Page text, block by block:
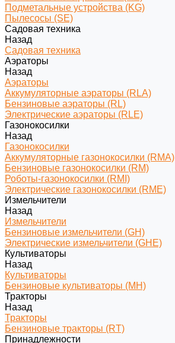
Подметальные устройства (KG)
Пылесосы (SE)
Садовая техника
Назад
Садовая техника
Аэраторы
Назад
Аэраторы
Аккумуляторные аэраторы (RLA)
Бензиновые аэраторы (RL)
Электрические аэраторы (RLE)
Газонокосилки
Назад
Газонокосилки
Аккумуляторные газонокосилки (RMA)
Бензиновые газонокосилки (RM)
Роботы-газонокосилки (RMI)
Электрические газонокосилки (RME)
Измельчители
Назад
Измельчители
Бензиновые измельчители (GH)
Электрические измельчители (GHE)
Культиваторы
Назад
Культиваторы
Бензиновые культиваторы (MH)
Тракторы
Назад
Тракторы
Бензиновые тракторы (RT)
Принадлежности